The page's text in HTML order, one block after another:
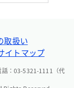
取扱い
イトマップ
：03-5321-1111（代